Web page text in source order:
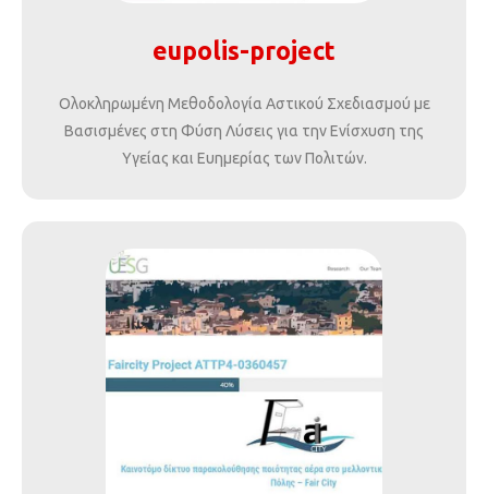
eupolis-project
Ολοκληρωμένη Μεθοδολογία Αστικού Σχεδιασμού με
Βασισμένες στη Φύση Λύσεις για την Ενίσχυση της
Υγείας και Ευημερίας των Πολιτών.